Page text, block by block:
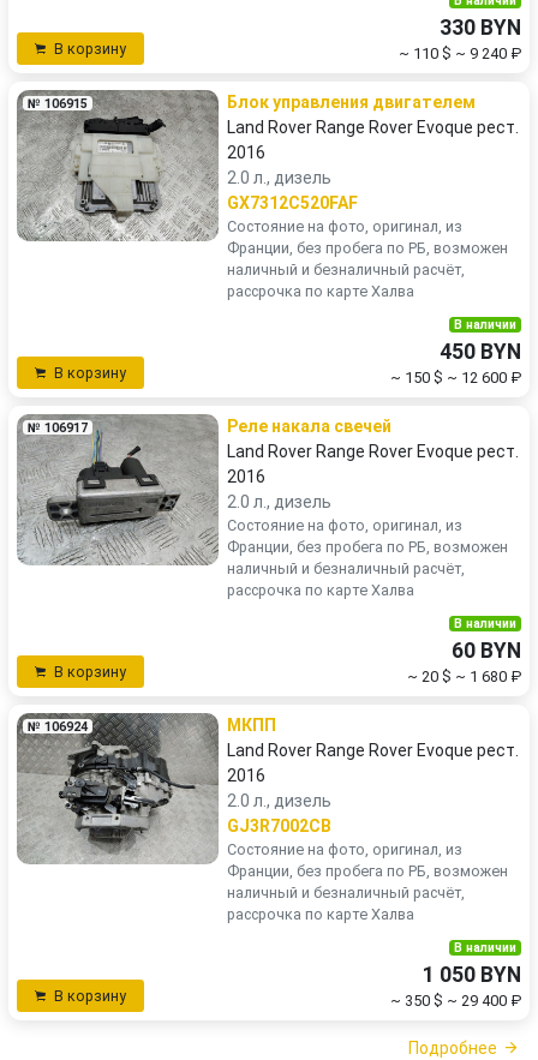
В корзину
330 BYN
~ 110 $ ~ 9 240 ₽
№ 106915
Блок управления двигателем
Land Rover Range Rover Evoque рест.
2016
2.0 л., дизель
GX7312C520FAF
Состояние на фото, оригинал, из
Франции, без пробега по РБ, возможен
наличный и безналичный расчёт,
рассрочка по карте Халва
В корзину
В наличии
450 BYN
~ 150 $ ~ 12 600 ₽
№ 106917
Реле накала свечей
Land Rover Range Rover Evoque рест.
2016
2.0 л., дизель
Состояние на фото, оригинал, из
Франции, без пробега по РБ, возможен
наличный и безналичный расчёт,
рассрочка по карте Халва
В корзину
В наличии
60 BYN
~ 20 $ ~ 1 680 ₽
№ 106924
МКПП
Land Rover Range Rover Evoque рест.
2016
2.0 л., дизель
GJ3R7002CB
Состояние на фото, оригинал, из
Франции, без пробега по РБ, возможен
наличный и безналичный расчёт,
рассрочка по карте Халва
В корзину
В наличии
1 050 BYN
~ 350 $ ~ 29 400 ₽
Подробнее